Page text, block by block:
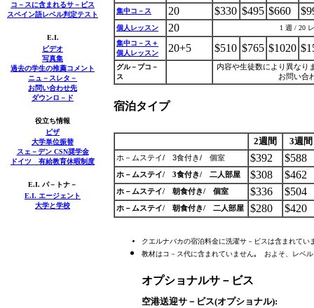
コ－スに含まれるサ－ビス
スペイン語レベル判定テスト
E.I.
ビデオ
写真集
過去の学生の推薦コメント
ニュ－スレタ－
お問い合わせ先
ダウンロ－ド
役立ち情報
ビザ
大学単位振替
スェ－デン CSN奨学金
ドイツ 有給教育休暇制度
E.I. パ－トナ－
E.I. エージェント
大学と学校
集中コ－ス 20 $330 $495 $660
個人レッスン 20 1 週 / 20
集中コ－ス＋
個人レッスン
20+5 $510 $765 $1020
グル－プコ－
ス
内容や生徒数により異なり
お問い合
宿泊タイプ
2週間 3週間
ホ－ムステイ/ 3食付き/ 個室 $392 $588
ホ－ムステイ/ 3食付き/ 二人部屋 $308 $462
ホ－ムステイ/ 朝食付き/ 個室 $336 $504
ホ－ムステイ/ 朝食付き/ 二人部屋 $280 $420
クエルナバカの宿泊料金に洗濯サ－ビスは含まれてい
教材はコ－ス代に含まれていません｡ およそ、レベル
オプショナルサ－ビス
空港送迎サ－ビス(オプショナル):